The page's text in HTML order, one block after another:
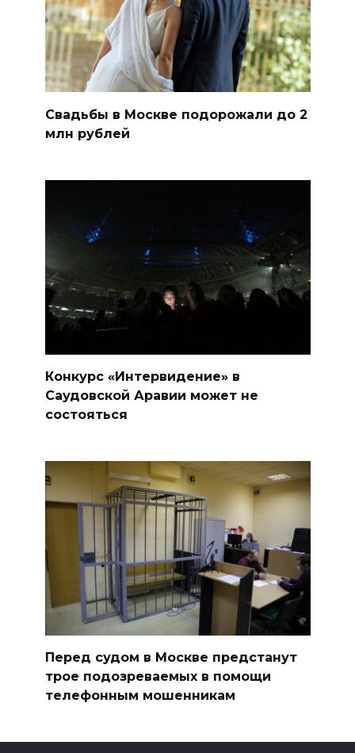
Свадьбы в Москве подорожали до 2
млн рублей
Конкурс «Интервидение» в
Саудовской Аравии может не
состояться
Перед судом в Москве предстанут
трое подозреваемых в помощи
телефонным мошенникам